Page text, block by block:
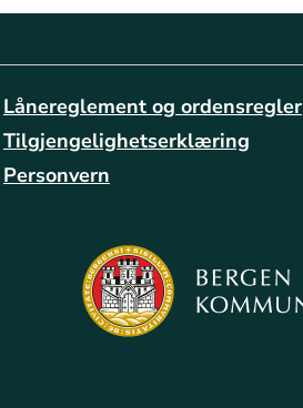
Lånereglement og ordensregler
Tilgjengelighetserklæring
Personvern